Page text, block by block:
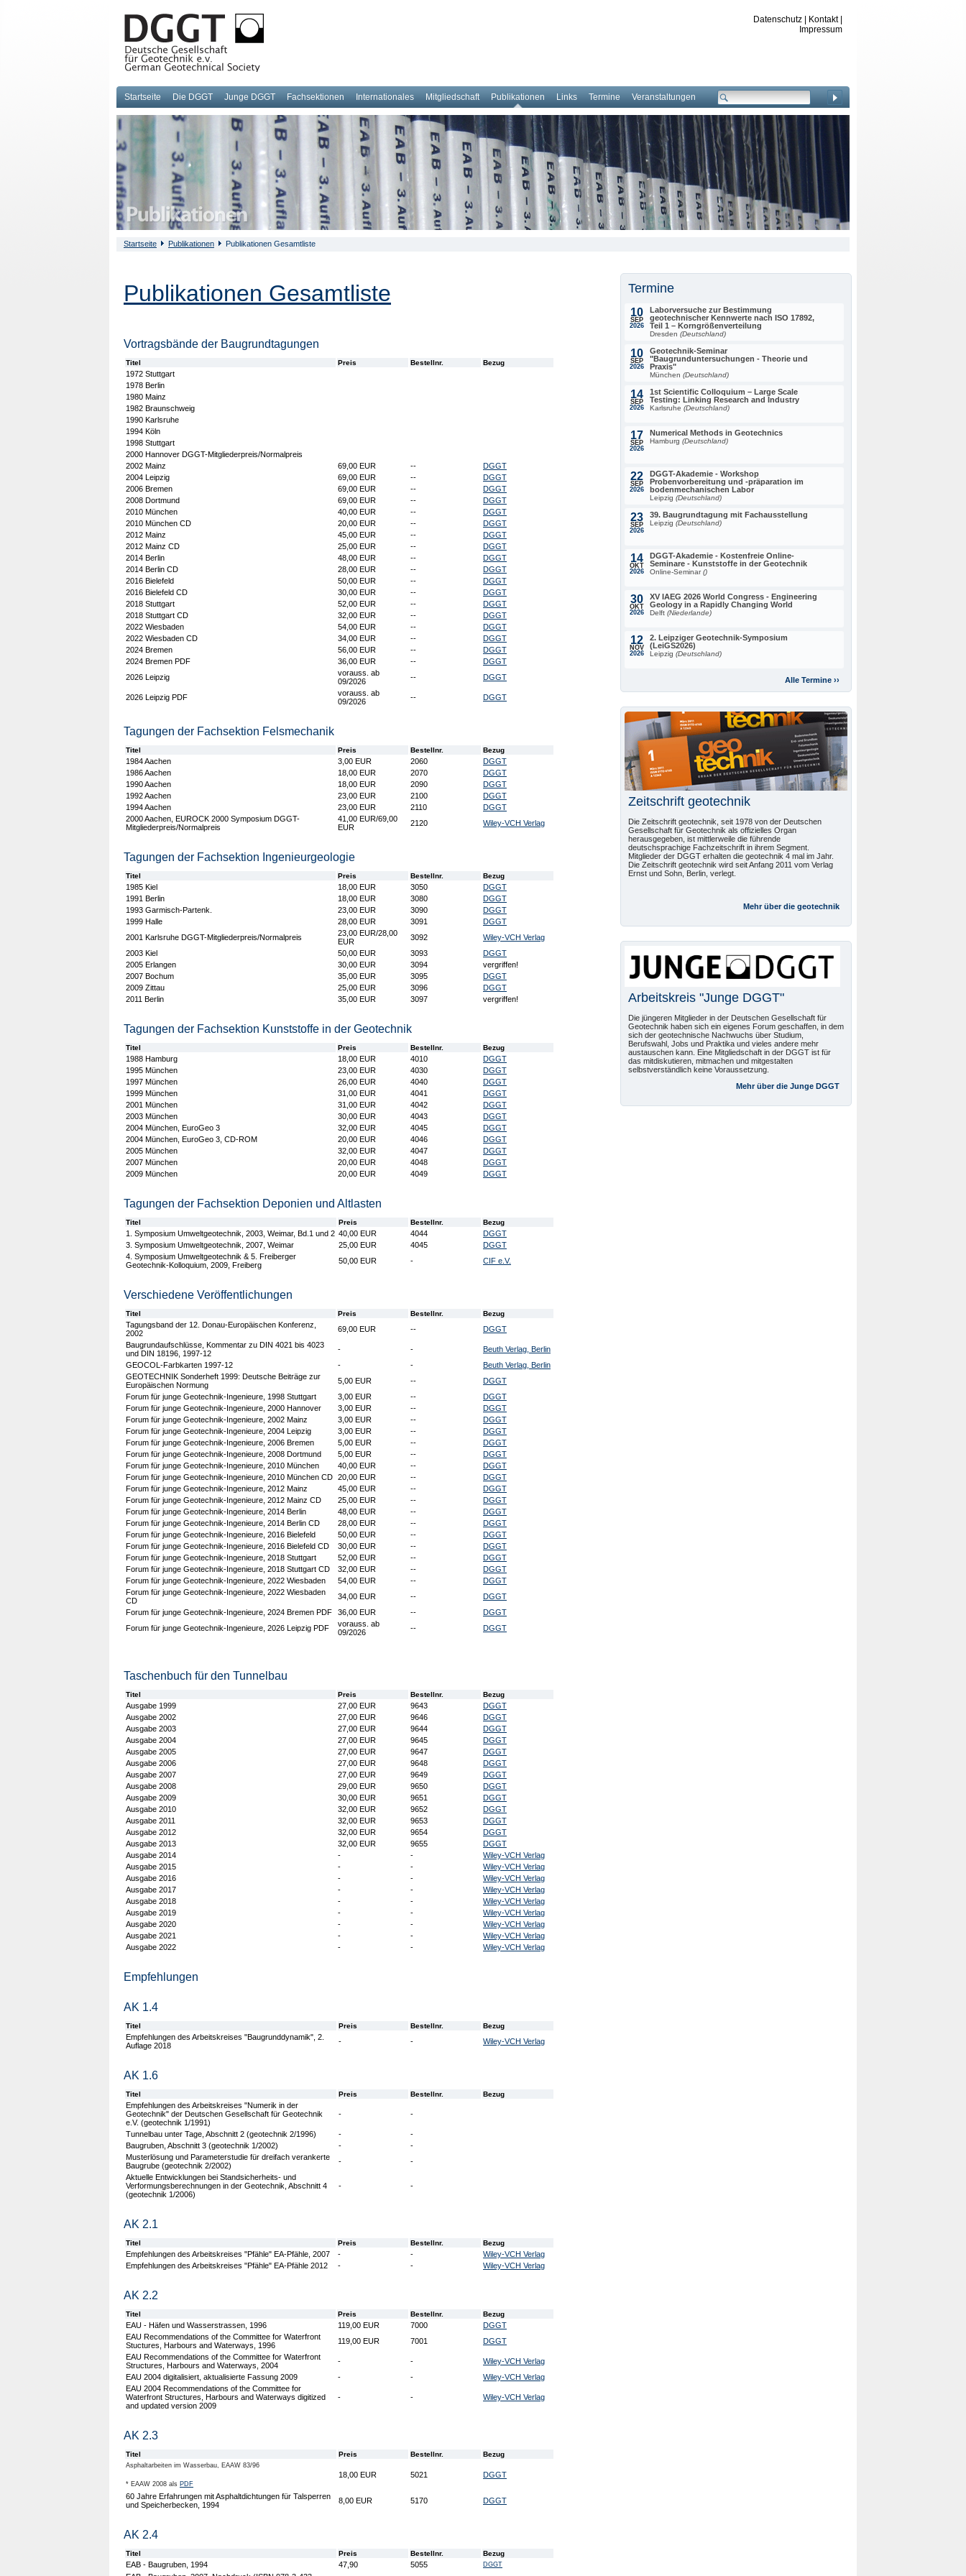
Datenschutz Kontakt|
Impressum
Startseite Die DGGT Junge DGGT Fachsektionen Internationales Mitgliedschaft Publikationen Links Termine Veranstaltungen
Startseite Publikationen Publikationen Gesamtliste
Publikationen Gesamtliste
Vortragsbände der Baugrundtagungen
Titel Preis Bestellnr. Bezug
1972 Stuttgart
1978 Berlin
1980 Mainz
1982 Braunschweig
1990 Karlsruhe
1994 Köln
1998 Stuttgart
2000 Hannover DGGT-Mitgliederpreis/Normalpreis
2002 Mainz
69,00 EUR --
DGGT
2004 Leipzig
69,00 EUR --
DGGT
2006 Bremen
69,00 EUR --
DGGT
2008 Dortmund
69,00 EUR --
DGGT
2010 München
40,00 EUR --
DGGT
2010 München CD
20,00 EUR --
DGGT
2012 Mainz
45,00 EUR --
DGGT
2012 Mainz CD
25,00 EUR --
DGGT
2014 Berlin
48,00 EUR --
DGGT
2014 Berlin CD
28,00 EUR --
DGGT
2016 Bielefeld
50,00 EUR --
DGGT
2016 Bielefeld CD
30,00 EUR --
DGGT
2018 Stuttgart
52,00 EUR --
DGGT
2018 Stuttgart CD
32,00 EUR --
DGGT
2022 Wiesbaden
54,00 EUR --
DGGT
2022 Wiesbaden CD
34,00 EUR --
DGGT
2024 Bremen
56,00 EUR --
DGGT
2024 Bremen PDF
36,00 EUR --
DGGT
2026 Leipzig
vorauss. ab
09/2026
-- DGGT
2026 Leipzig PDF
vorauss. ab
09/2026
-- DGGT
Tagungen der Fachsektion Felsmechanik
Titel Preis Bestellnr. Bezug
1984 Aachen 3,00 EUR 2060
DGGT
1986 Aachen
18,00 EUR 2070
DGGT
1990 Aachen
18,00 EUR 2090
DGGT
1992 Aachen
23,00 EUR 2100
DGGT
1994 Aachen
23,00 EUR 2110
DGGT
2000 Aachen, EUROCK 2000 Symposium DGGT-
Mitgliederpreis/Normalpreis
41,00 EUR/69,00
EUR
2120 Wiley-VCH Verlag
Tagungen der Fachsektion Ingenieurgeologie
Titel Preis Bestellnr. Bezug
1985 Kiel 18,00 EUR 3050
DGGT
1991 Berlin
18,00 EUR 3080
DGGT
1993 Garmisch-Partenk.
23,00 EUR 3090
DGGT
1999 Halle
28,00 EUR 3091
DGGT
2001 Karlsruhe DGGT-Mitgliederpreis/Normalpreis
23,00 EUR/28,00
EUR
3092
Wiley-VCH Verlag
2003 Kiel
50,00 EUR 3093
DGGT
2005 Erlangen
30,00 EUR 3094
vergriffen!
2007 Bochum
35,00 EUR 3095
DGGT
2009 Zittau
25,00 EUR 3096
DGGT
2011 Berlin
35,00 EUR 3097 vergriffen!
Tagungen der Fachsektion Kunststoffe in der Geotechnik
Titel Preis Bestellnr. Bezug
1988 Hamburg 18,00 EUR 4010
DGGT
1995 München
23,00 EUR 4030
DGGT
1997 München
26,00 EUR 4040
DGGT
1999 München
31,00 EUR 4041
DGGT
2001 München
31,00 EUR 4042
DGGT
2003 München
30,00 EUR 4043
DGGT
2004 München, EuroGeo 3
32,00 EUR 4045
DGGT
2004 München, EuroGeo 3, CD-ROM
20,00 EUR 4046
DGGT
2005 München
32,00 EUR 4047
DGGT
2007 München
20,00 EUR 4048
DGGT
2009 München
20,00 EUR 4049 DGGT
Tagungen der Fachsektion Deponien und Altlasten
Titel Preis Bestellnr. Bezug
1. Symposium Umweltgeotechnik, 2003, Weimar, Bd.1 und 2 40,00 EUR 4044
DGGT
3. Symposium Umweltgeotechnik, 2007, Weimar
25,00 EUR 4045
DGGT
4. Symposium Umweltgeotechnik & 5. Freiberger
Geotechnik-Kolloquium, 2009, Freiberg
50,00 EUR - CIF e.V.
Verschiedene Veröffentlichungen
Titel Preis Bestellnr. Bezug
Tagungsband der 12. Donau-Europäischen Konferenz,
2002
69,00 EUR --
DGGT
Baugrundaufschlüsse, Kommentar zu DIN 4021 bis 4023
und DIN 18196, 1997-12
- -
Beuth Verlag, Berlin
GEOCOL-Farbkarten 1997-12
- -
Beuth Verlag, Berlin
GEOTECHNIK Sonderheft 1999: Deutsche Beiträge zur
Europäischen Normung
5,00 EUR --
DGGT
Forum für junge Geotechnik-Ingenieure, 1998 Stuttgart
3,00 EUR --
DGGT
Forum für junge Geotechnik-Ingenieure, 2000 Hannover
3,00 EUR --
DGGT
Forum für junge Geotechnik-Ingenieure, 2002 Mainz
3,00 EUR --
DGGT
Forum für junge Geotechnik-Ingenieure, 2004 Leipzig
3,00 EUR --
DGGT
Forum für junge Geotechnik-Ingenieure, 2006 Bremen
5,00 EUR --
DGGT
Forum für junge Geotechnik-Ingenieure, 2008 Dortmund
5,00 EUR --
DGGT
Forum für junge Geotechnik-Ingenieure, 2010 München
40,00 EUR --
DGGT
Forum für junge Geotechnik-Ingenieure, 2010 München CD 20,00 EUR --
DGGT
Forum für junge Geotechnik-Ingenieure, 2012 Mainz
45,00 EUR --
DGGT
Forum für junge Geotechnik-Ingenieure, 2012 Mainz CD
25,00 EUR --
DGGT
Forum für junge Geotechnik-Ingenieure, 2014 Berlin
48,00 EUR --
DGGT
Forum für junge Geotechnik-Ingenieure, 2014 Berlin CD
28,00 EUR --
DGGT
Forum für junge Geotechnik-Ingenieure, 2016 Bielefeld
50,00 EUR --
DGGT
Forum für junge Geotechnik-Ingenieure, 2016 Bielefeld CD
30,00 EUR --
DGGT
Forum für junge Geotechnik-Ingenieure, 2018 Stuttgart
52,00 EUR --
DGGT
Forum für junge Geotechnik-Ingenieure, 2018 Stuttgart CD
32,00 EUR --
DGGT
Forum für junge Geotechnik-Ingenieure, 2022 Wiesbaden
54,00 EUR --
DGGT
Forum für junge Geotechnik-Ingenieure, 2022 Wiesbaden
CD
34,00 EUR --
DGGT
Forum für junge Geotechnik-Ingenieure, 2024 Bremen PDF
36,00 EUR --
DGGT
Forum für junge Geotechnik-Ingenieure, 2026 Leipzig PDF
vorauss. ab
09/2026
-- DGGT
Taschenbuch für den Tunnelbau
Titel Preis Bestellnr. Bezug
Ausgabe 1999 27,00 EUR 9643
DGGT
Ausgabe 2002
27,00 EUR 9646
DGGT
Ausgabe 2003
27,00 EUR 9644
DGGT
Ausgabe 2004
27,00 EUR 9645
DGGT
Ausgabe 2005
27,00 EUR 9647
DGGT
Ausgabe 2006
27,00 EUR 9648
DGGT
Ausgabe 2007
27,00 EUR 9649
DGGT
Ausgabe 2008
29,00 EUR 9650
DGGT
Ausgabe 2009
30,00 EUR 9651
DGGT
Ausgabe 2010
32,00 EUR 9652
DGGT
Ausgabe 2011
32,00 EUR 9653
DGGT
Ausgabe 2012
32,00 EUR 9654
DGGT
Ausgabe 2013
32,00 EUR 9655
DGGT
Ausgabe 2014
- -
Wiley-VCH Verlag
Ausgabe 2015
- -
Wiley-VCH Verlag
Ausgabe 2016
- -
Wiley-VCH Verlag
Ausgabe 2017
- -
Wiley-VCH Verlag
Ausgabe 2018
- -
Wiley-VCH Verlag
Ausgabe 2019
- -
Wiley-VCH Verlag
Ausgabe 2020
- -
Wiley-VCH Verlag
Ausgabe 2021
- -
Wiley-VCH Verlag
Ausgabe 2022
- - Wiley-VCH Verlag
Empfehlungen
AK 1.4
Titel Preis Bestellnr. Bezug
Empfehlungen des Arbeitskreises "Baugrunddynamik", 2.
Auflage 2018
- - Wiley-VCH Verlag
AK 1.6
Titel Preis Bestellnr. Bezug
Empfehlungen des Arbeitskreises "Numerik in der
Geotechnik" der Deutschen Gesellschaft für Geotechnik
e.V. (geotechnik 1/1991)
- -
Tunnelbau unter Tage, Abschnitt 2 (geotechnik 2/1996) -
-
Baugruben, Abschnitt 3 (geotechnik 1/2002)
-
-
Musterlösung und Parameterstudie für dreifach verankerte
Baugrube (geotechnik 2/2002)
-
-
Aktuelle Entwicklungen bei Standsicherheits- und
Verformungsberechnungen in der Geotechnik, Abschnitt 4
(geotechnik 1/2006)
- -
AK 2.1
Titel Preis Bestellnr. Bezug
Empfehlungen des Arbeitskreises "Pfähle" EA-Pfähle, 2007 - -
Wiley-VCH Verlag
Empfehlungen des Arbeitskreises "Pfähle" EA-Pfähle 2012
- - Wiley-VCH Verlag
AK 2.2
Titel Preis Bestellnr. Bezug
EAU - Häfen und Wasserstrassen, 1996 119,00 EUR 7000
DGGT
EAU Recommendations of the Committee for Waterfront
Stuctures, Harbours and Waterways, 1996
119,00 EUR 7001
DGGT
EAU Recommendations of the Committee for Waterfront
Structures, Harbours and Waterways, 2004
- -
Wiley-VCH Verlag
EAU 2004 digitalisiert, aktualisierte Fassung 2009
- -
Wiley-VCH Verlag
EAU 2004 Recommendations of the Committee for
Waterfront Structures, Harbours and Waterways digitized
and updated version 2009
- - Wiley-VCH Verlag
AK 2.3
Titel Preis Bestellnr. Bezug
Asphaltarbeiten im Wasserbau, EAAW 83/96
* EAAW 2008 als PDF
18,00 EUR 5021 DGGT
60 Jahre Erfahrungen mit Asphaltdichtungen für Talsperren
und Speicherbecken, 1994
8,00 EUR 5170 DGGT
AK 2.4
Titel Preis Bestellnr. Bezug
EAB - Baugruben, 1994 47,90 5055 DGGT
Termine
10
SEP
2026
Laborversuche zur Bestimmung
geotechnischer Kennwerte nach ISO 17892,
Teil 1 – Korngrößenverteilung
Dresden (Deutschland)
10
SEP
2026
Geotechnik-Seminar
"Baugrunduntersuchungen - Theorie und
Praxis"
München (Deutschland)
14
SEP
2026
1st Scientific Colloquium – Large Scale
Testing: Linking Research and Industry
Karlsruhe (Deutschland)
17
SEP
2026
Numerical Methods in Geotechnics
Hamburg (Deutschland)
22
SEP
2026
DGGT-Akademie - Workshop
Probenvorbereitung und -präparation im
bodenmechanischen Labor
Leipzig (Deutschland)
23
SEP
2026
39. Baugrundtagung mit Fachausstellung
Leipzig (Deutschland)
14
OKT
2026
DGGT-Akademie - Kostenfreie Online-
Seminare - Kunststoffe in der Geotechnik
Online-Seminar()
30
OKT
2026
XV IAEG 2026 World Congress - Engineering
Geology in a Rapidly Changing World
Delft (Niederlande)
12
NOV
2026
2. Leipziger Geotechnik-Symposium
(LeiGS2026)
Leipzig (Deutschland)
Alle Termine ››
Zeitschrift geotechnik
Die Zeitschrift geotechnik, seit 1978 von der Deutschen
Gesellschaft für Geotechnik als offizielles Organ
herausgegeben, ist mittlerweile die führende
deutschsprachige Fachzeitschrift in ihrem Segment.
Mitglieder der DGGT erhalten die geotechnik 4 mal im Jahr.
Die Zeitschrift geotechnik wird seit Anfang 2011 vom Verlag
Ernst und Sohn, Berlin, verlegt.
Mehr über die geotechnik
Arbeitskreis "Junge DGGT"
Die jüngeren Mitglieder in der Deutschen Gesellschaft für
Geotechnik haben sich ein eigenes Forum geschaffen, in dem
sich der geotechnische Nachwuchs über Studium,
Berufswahl, Jobs und Praktika und vieles andere mehr
austauschen kann. Eine Mitgliedschaft in der DGGT ist für
das mitdiskutieren, mitmachen und mitgestalten
selbstverständlich keine Voraussetzung.
Mehr über die Junge DGGT